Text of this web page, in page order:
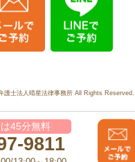
45分無料
9811
護士法人晴星法律事務所 All Rights Reserved.